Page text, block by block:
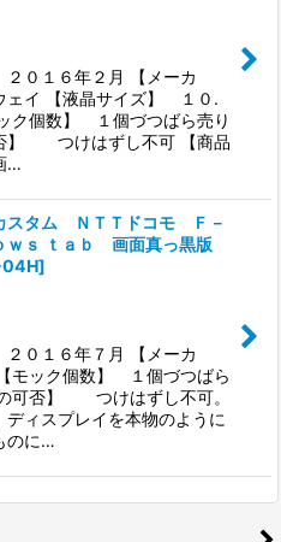
１６年２月 【メーカ
イ 【液晶サイズ】 １０.
ク個数】 １個づつばら売り
否】 つけはずし不可 【商品
…
スタム ＮＴＴドコモ Ｆ－
ｗｓ ｔａｂ 画面真っ黒版
]
１６年７月 【メーカ
ック個数】 １個づつばら
可否】 つけはずし不可。
ィスプレイを本物のように
のに…